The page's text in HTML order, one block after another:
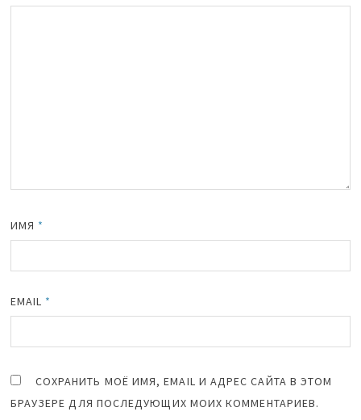
ИМЯ *
EMAIL *
СОХРАНИТЬ МОЁ ИМЯ, EMAIL И АДРЕС САЙТА В ЭТОМ
БРАУЗЕРЕ ДЛЯ ПОСЛЕДУЮЩИХ МОИХ КОММЕНТАРИЕВ.